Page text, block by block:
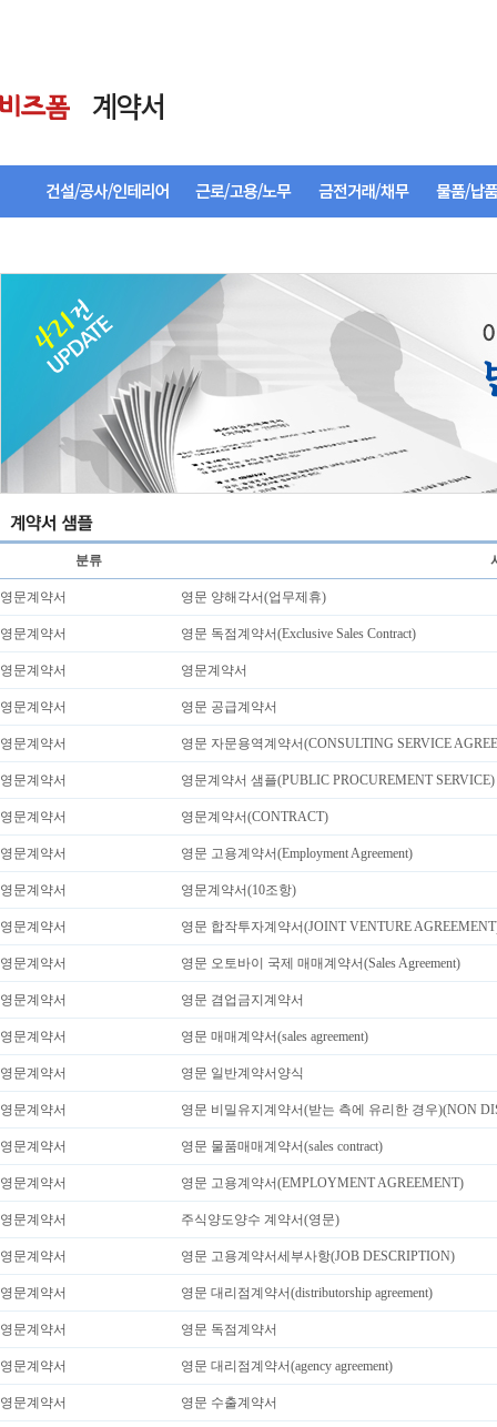
분류
영문계약서 영문 양해각서(업무제휴)
영문계약서 영문 독점계약서(Exclusive Sales Contract)
영문계약서 영문계약서
영문계약서 영문 공급계약서
영문계약서 영문 자문용역계약서(CONSULTING SERVICE
영문계약서 영문계약서 샘플(PUBLIC PROCUREMENT SERVICE)
영문계약서 영문계약서(CONTRACT)
영문계약서 영문 고용계약서(Employment Agreement)
영문계약서 영문계약서(10조항)
영문계약서 영문 합작투자계약서(JOINT VENTURE
영문계약서 영문 오토바이 국제 매매계약서(Sales Agreement)
영문계약서 영문 겸업금지계약서
영문계약서 영문 매매계약서(sales agreement)
영문계약서 영문 일반계약서양식
영문계약서 영문 비밀유지계약서(받는 측에 유리한 경우)(NON
영문계약서 영문 물품매매계약서(sales contract)
영문계약서 영문 고용계약서(EMPLOYMENT AGREEMENT)
영문계약서 주식양도양수 계약서(영문)
영문계약서 영문 고용계약서세부사항(JOB DESCRIPTION)
영문계약서 영문 대리점계약서(distributorship agreement)
영문계약서 영문 독점계약서
영문계약서 영문 대리점계약서(agency agreement)
영문계약서 영문 수출계약서